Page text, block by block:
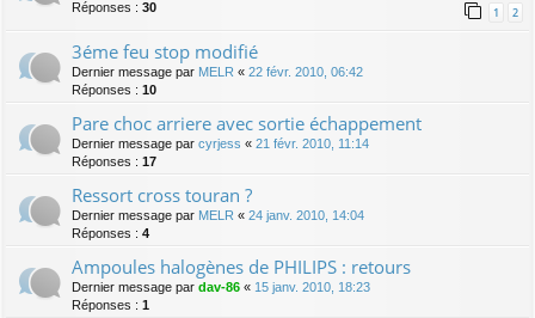
Réponses : 30 1 2
3éme feu stop modifié
Dernier message par MELR « 22 févr. 2010, 06:42
Réponses : 10
Pare choc arriere avec sortie échappement
Dernier message par cyrjess « 21 févr. 2010, 11:14
Réponses : 17
Ressort cross touran ?
Dernier message par MELR « 24 janv. 2010, 14:04
Réponses : 4
Ampoules halogènes de PHILIPS : retours
Dernier message par dav-86 « 15 janv. 2010, 18:23
Réponses : 1